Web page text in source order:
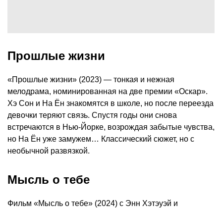
Прошлые жизни
«Прошлые жизни» (2023) — тонкая и нежная
мелодрама, номинированная на две премии «Оскар».
Хэ Сон и На Ён знакомятся в школе, но после переезда
девочки теряют связь. Спустя годы они снова
встречаются в Нью-Йорке, возрождая забытые чувства,
но На Ён уже замужем… Классический сюжет, но с
необычной развязкой.
Мысль о тебе
Фильм «Мысль о тебе» (2024) с Энн Хэтэуэй и